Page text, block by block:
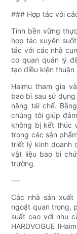
### Hợp tác với
Tính bền vững
hợp tác xuyên
tác với các nhà
cơ quan quản lý
tạo điều kiện
Haimu tham gia
bao bì sau sử
năng tái chế.
chúng tôi giúp
không bị kết thúc
trong các sản
triết lý kinh doanh
vật liệu bao bì
trường.
---
Các nhà sản
ngoặt quan trọng,
suất cao với nhu
HARDVOGUE